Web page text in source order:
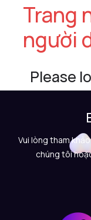
Trang
người
Please
Vui lòng tham
chúng tôi